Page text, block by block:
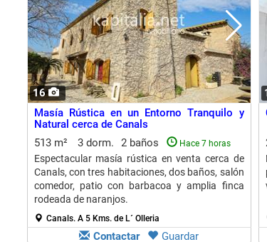
16
Masía Rústica en un Entorno Tranquilo y
Natural cerca de Canals
513 m²
3 dorm. 2 baños Hace 7 horas
Espectacular masía rústica en venta cerca de
Canals, con tres habitaciones, dos baños, salón
comedor, patio con barbacoa y amplia finca
rodeada de naranjos.
Canals. A 5 Kms. de L´ Olleria
Contactar Guardar